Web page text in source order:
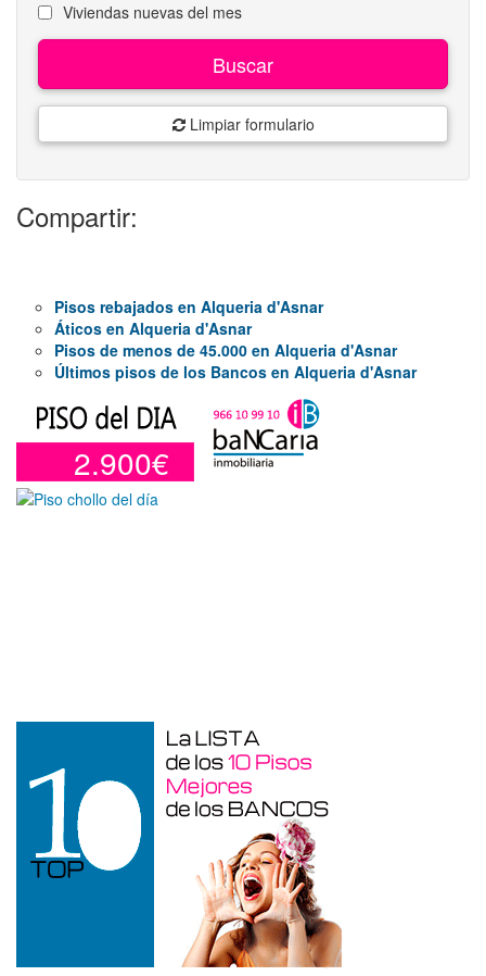
Viviendas nuevas del mes
Buscar
Limpiar formulario
Compartir:
Pisos rebajados en Alqueria d'Asnar
Áticos en Alqueria d'Asnar
Pisos de menos de 45.000 en Alqueria d'Asnar
Últimos pisos de los Bancos en Alqueria d'Asnar
2.900€